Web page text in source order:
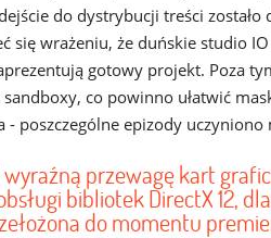
do dystrybucji treści zostało
się wrażeniu, że duńskie studio
gotowy projekt. Poza
co powinno ułatwić
- poszczególne epizody
przewagę kart
bibliotek DirectX 12,
do momentu